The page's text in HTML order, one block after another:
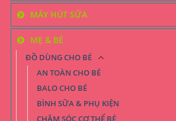
MÁY HÚT SỮA
MẸ & BÉ
ĐỒ DÙNG CHO BÉ
AN TOÀN CHO BÉ
BALO CHO BÉ
BÌNH SỮA & PHỤ KIỆN
CHĂM SÓC CƠ THỂ BÉ